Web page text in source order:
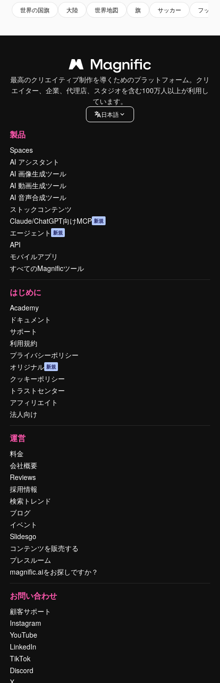
世界の国旗 大陸 世界地図 旗 サッカー フット
最高のクリエイティブ制作を導くためのプラットフォーム。クリ
エイター、企業、代理店、スタジオを含む100万人以上が利用し
ています。
日本語
製品
Spaces
AI アシスタント
AI 画像生成ツール
AI 動画生成ツール
AI 音声合成ツール
ストックコンテンツ
Claude/ChatGPT向けMCP 新規
エージェント 新規
API
モバイルアプリ
すべてのMagnificツール
はじめに
Academy
ドキュメント
サポート
利用規約
プライバシーポリシー
オリジナル 新規
クッキーポリシー
トラストセンター
アフィリエイト
法人向け
運営
料金
会社概要
Reviews
採用情報
検索トレンド
ブログ
イベント
Slidesgo
コンテンツを販売する
プレスルーム
magnific.aiをお探しですか？
お問い合わせ
顧客サポート
Instagram
YouTube
LinkedIn
TikTok
Discord